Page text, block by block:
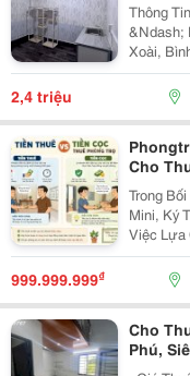
Thông
&Ndash; Dọn Vào
Xoài, Bình
Sạch
2,4 triệu
Cho
Nam
Trong
Mini, Ký
Việc Lựa
Tin Là
Thời
999.999.999₫
Cho
Phú,